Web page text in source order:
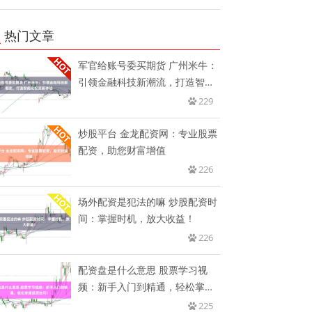
热门文章
军官给账号委买期货 广州米牛：
引领金融科技新潮流，打造智能
229
炒股平台 金龙配资网：专业股票
配资，助您财富增值
226
场外配资是犯法的嘛 炒股配资时
间：掌握时机，放大收益！
226
配资盘是什么意思 股票学习视
频：新手入门到精通，轻松掌握
225